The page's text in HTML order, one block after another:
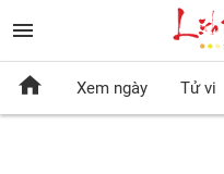
Xem ngày Tử vi